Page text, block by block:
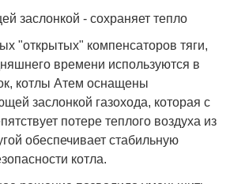
заслонкой - сохраняет тепло
"открытых" компенсаторов тяги,
времени используются в
котлы Атем оснащены
заслонкой газохода, которая с
потере теплого воздуха из
обеспечивает стабильную
котла.